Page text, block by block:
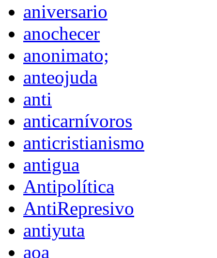
aniversario
anochecer
anonimato;
anteojuda
anti
anticarnívoros
anticristianismo
antigua
Antipolítica
AntiRepresivo
antiyuta
aoa